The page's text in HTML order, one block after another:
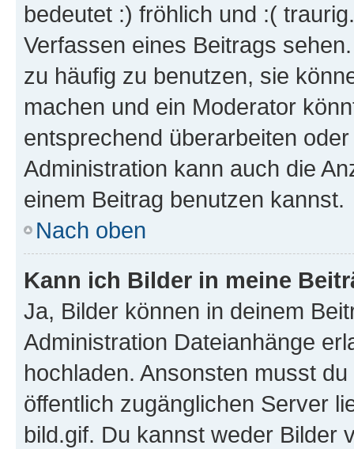
bedeutet :) fröhlich und :(
Verfassen eines Beitrags
zu häufig zu benutzen, sie
machen und ein Moderator
entsprechend überarbeiten
Administration kann auch die
einem Beitrag benutzen kannst.
Nach oben
Kann ich Bilder in meine
Ja, Bilder können in deinem
Administration Dateianhänge
hochladen. Ansonsten musst
öffentlich zugänglichen Server
bild.gif. Du kannst weder Bilder